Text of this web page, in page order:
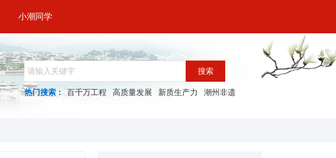
小潮同学
搜索
热门搜索 : 百千万工程 高质量发展 新质生产力 潮州非遗